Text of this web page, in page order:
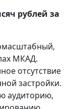
рублей за
МКАД.
отсутствие
застройки.
аудиторию,